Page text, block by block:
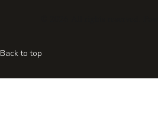
Back to top